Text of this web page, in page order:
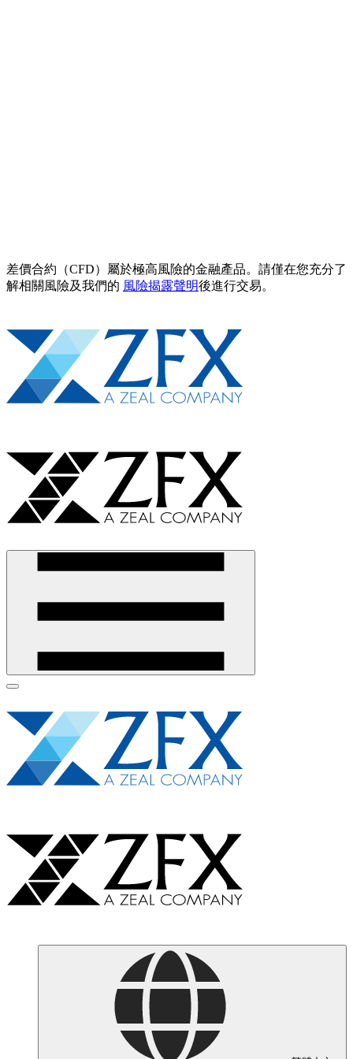
差價合約（CFD）屬於極高風險的金融產品。請僅在您充分了
解相關風險及我們的 風險揭露聲明後進行交易。